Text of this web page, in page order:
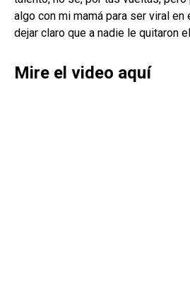
algo con mi mamá para ser viral en
dejar claro que a nadie le quitaron
Mire el video aquí